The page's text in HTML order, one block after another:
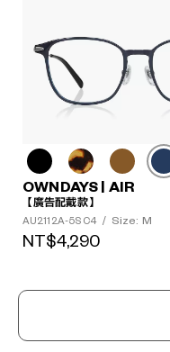
OWNDAYS | AIR
【廣告配戴款】
AU2112A-5S C4 / Size: M
NT$4,290